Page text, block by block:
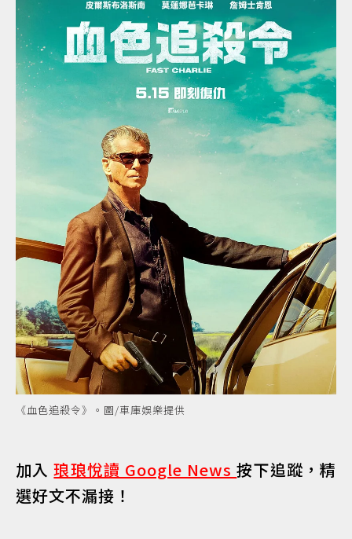
《血色追殺令》。圖/車庫娛樂提供
加入琅琅悅讀 Google News按下追蹤，精
選好文不漏接！